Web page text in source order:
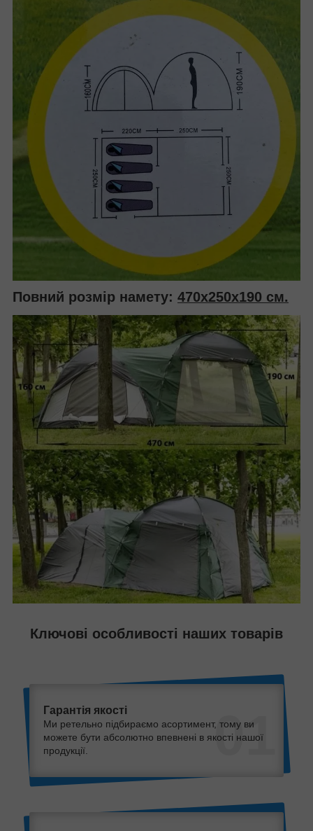
Повний розмір намету: 470x250х190 см.
Ключові особливості наших товарів
01
Гарантія якості
Ми ретельно підбираємо асортимент, тому ви
можете бути абсолютно впевнені в якості нашої
продукції.